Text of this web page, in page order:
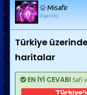
Misafir
Ziyaretçi
Türkiye
haritalar
EN İYİ CEVABI Safi